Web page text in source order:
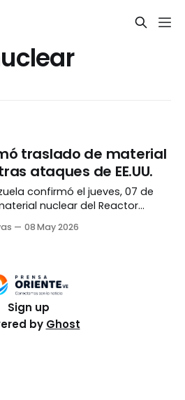
traslado de material
ataques de EE.UU.
confirmó el jueves, 07 de
nuclear del Reactor
(IVIC), tras los bombardeos
08 May 2026
Sign up
by Ghost